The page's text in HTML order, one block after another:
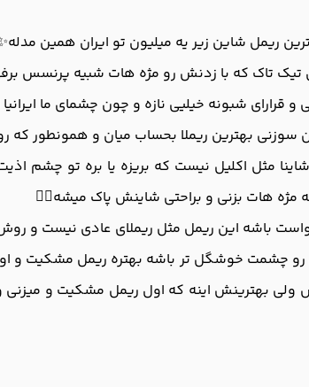
ترین ریمل شاین زیر یه میلیون تو ایران همین
تیک تاک که با زدنش رو مژه هات شبیه پرنسس
و قرارای شبونه خیلیی نازه و چون چشمای ما
سوزنی بهترین ریملا بحساب میان و همونطور که
مثل اکلیل نیست که بریزه یا بره تو چشم
مژه هات بزنی و براحتی شاینش پاک میشه👌🏻
باشه این ریمل مثل ریملای عادی نیست و
رو چشمت خوشگل تر باشه بهتره ریمل مشکیت و
ولی بهترینش اینه که اول ریمل مشکیت و